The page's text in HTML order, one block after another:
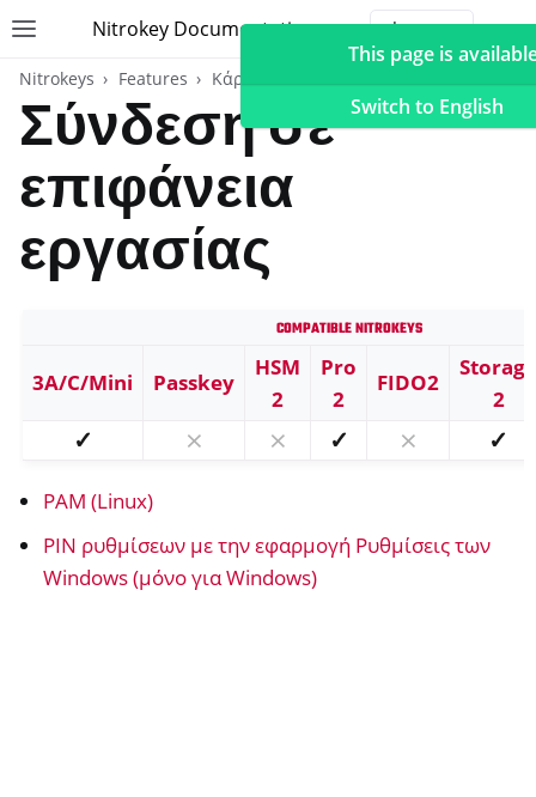
Toggle site navigation sidebar
Nitrokey Documentation
navigation of Nitrokeys
navigation of Features
navigation of TOTP
Nitrokeys Features Κάρτα OpenPGP
Σύνδεση σε
επιφάνεια
εργασίας
Compatible Nitrokeys
3A/C/Mini Passkey
HSM
2
Pro
2
FIDO2
2
✓ ⨯ ⨯ ✓ ⨯ ✓
PAM (Linux)
PIN ρυθμίσεων με την εφαρμογή Ρυθμίσεις των
Windows (μόνο για Windows)
This page is
Switch to English